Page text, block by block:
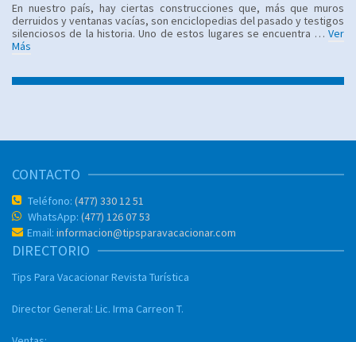
En nuestro país, hay ciertas construcciones que, más que muros
derruidos y ventanas vacías, son enciclopedias del pasado y testigos
silenciosos de la historia. Uno de estos lugares se encuentra … Ver
Más
CONTACTO
Teléfono: (477) 330 12 51
WhatsApp: (477) 126 07 53
Email: informacion@tipsparavacacionar.com
DIRECTORIO
Tips Para VacacionarRevista Turística
Director General: Lic. Irma Carreon T.